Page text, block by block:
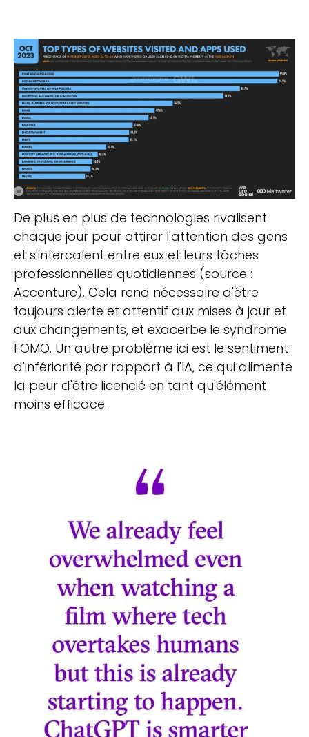
De plus en plus de technologies rivalisent
chaque jour pour attirer l'attention des gens
et s'intercalent entre eux et leurs tâches
professionnelles quotidiennes (source :
Accenture). Cela rend nécessaire d'être
toujours alerte et attentif aux mises à jour et
aux changements, et exacerbe le syndrome
FOMO. Un autre problème ici est le sentiment
d'infériorité par rapport à l'IA, ce qui alimente
la peur d'être licencié en tant qu'élément
moins efficace.